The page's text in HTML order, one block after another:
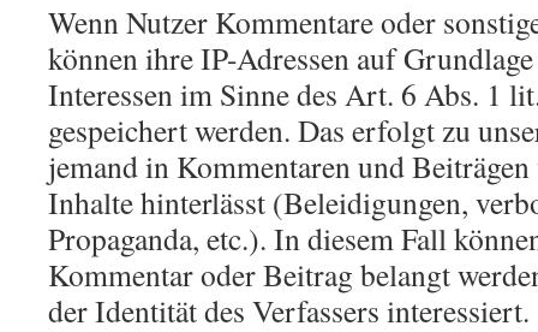
Wenn Nutzer Kommentare oder
können ihre IP-Adressen auf
Interessen im Sinne des Art. 6 Abs. 1
gespeichert werden. Das erfolgt zu
jemand in Kommentaren und
Inhalte hinterlässt (Beleidigungen,
Propaganda, etc.). In diesem Fall
Kommentar oder Beitrag belangt
der Identität des Verfassers interessiert.